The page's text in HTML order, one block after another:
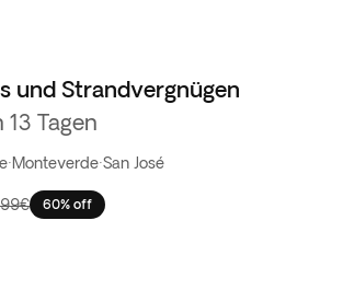
und Strandvergnügen
Tagen
·Monteverde·San José
60% off